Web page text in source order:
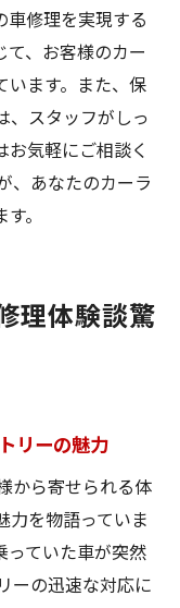
車修理を実現する
て、お客様のカー
います。また、保
、スタッフがしっ
気軽にご相談く
、あなたのカーラ
。
理体験談驚
リーの魅力
から寄せられる体
力を物語っていま
っていた車が突然
ーの迅速な対応に